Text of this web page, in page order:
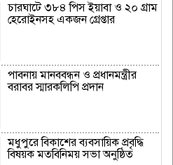
চারঘাটে ৩৮৪ পিস ইয়াবা ও ২০ গ্রাম
হেরোইনসহ একজন গ্রেপ্তার
পাবনায় মানববন্ধন ও প্রধানমন্ত্রীর
বরাবর স্মারকলিপি প্রদান
মধুপুরে বিকাশের ব্যবসায়িক প্রবৃদ্ধি
বিষয়ক মতবিনিময় সভা অনুষ্ঠিত